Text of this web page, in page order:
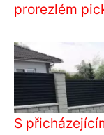
prorezlém
S